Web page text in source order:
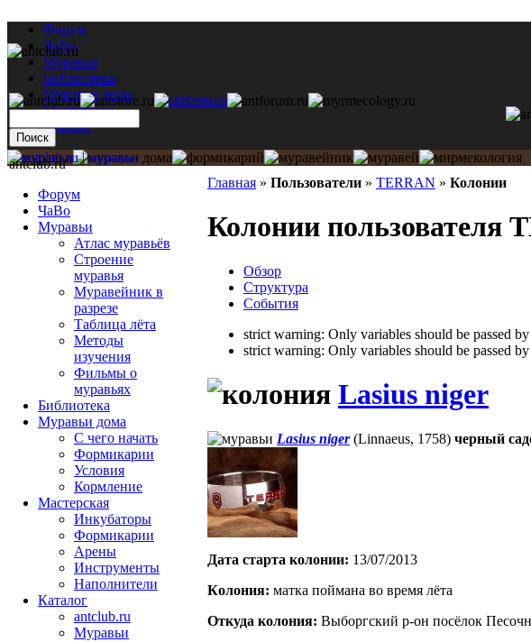
Форум
ЧаВо
Муравьи
Библиотека
Муравьи дома
Мастерская
Каталог
Главная » Пользователи » TERRAN » Колонии
Колонии пользователя
Обзор
Структура
События
strict warning: Only variables should be passed
strict warning: Only variables should be passed
Lasius niger
Lasius niger(Linnaeus, 1758) черный
Дата старта кoлонии: 13/07/2013
Кoлония: матка поймана во время лёта
Откуда кoлония: Выборгский р-он посёлок
antclub.ru
Форум
ЧаВо
Муравьи
Атлас муравьёв
Строение
муравья
Муравейник в
разрезе
Таблица лёта
Методы
изучения
Фильмы о
муравьях
Библиотека
Муравьи дома
С чего начать
Формикарии
Условия
Кормление
Мастерская
Инкубаторы
Формикарии
Арены
Инструменты
Наполнители
Каталог
antclub.ru
Муравьи